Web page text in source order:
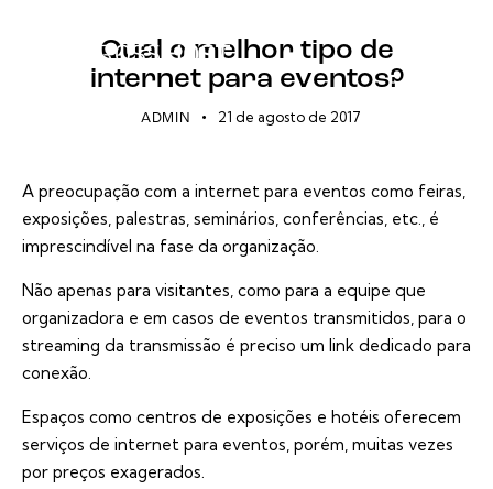
Qual o melhor tipo de
internet para eventos?
ADMIN 21 de agosto de 2017
A preocupação com a internet para eventos como feiras,
exposições, palestras, seminários, conferências, etc., é
imprescindível na fase da organização.
Não apenas para visitantes, como para a equipe que
organizadora e em casos de eventos transmitidos, para o
streaming da transmissão é preciso um link dedicado para
conexão.
Espaços como centros de exposições e hotéis oferecem
serviços de internet para eventos, porém, muitas vezes
por preços exagerados.